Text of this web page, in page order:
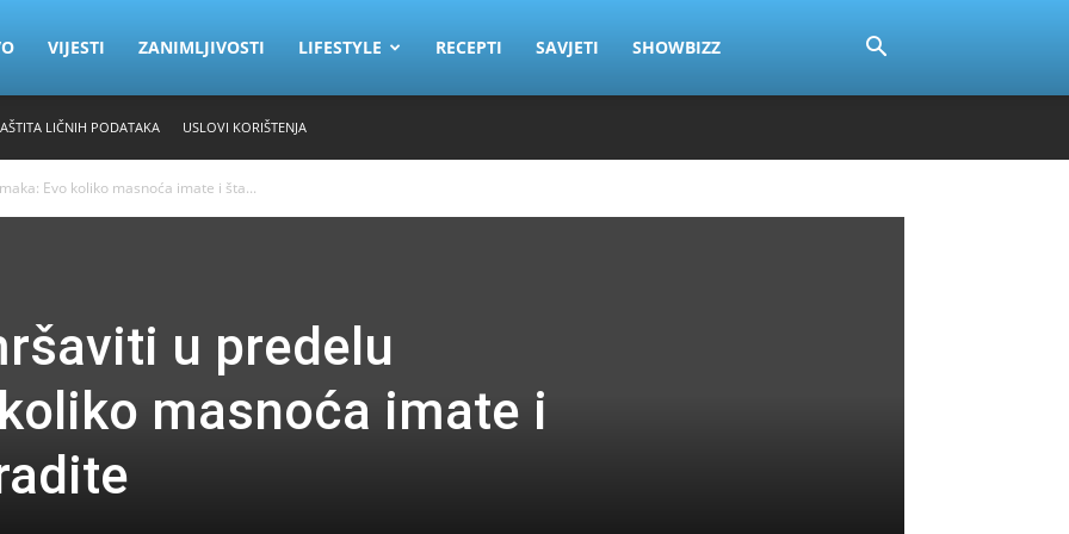
VIJESTI ZANIMLJIVOSTI LIFESTYLE RECEPTI SAVJETI SHOWBIZZ
LIČNIH PODATAKA USLOVI KORIŠTENJA
Evo koliko masnoća imate i šta...
u predelu
masnoća imate i